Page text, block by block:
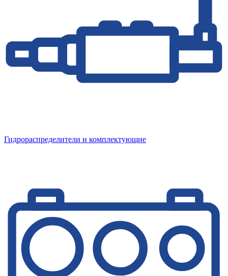
Гидрораспределители и комплектующие